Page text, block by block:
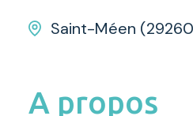
Saint-Méen
A propos